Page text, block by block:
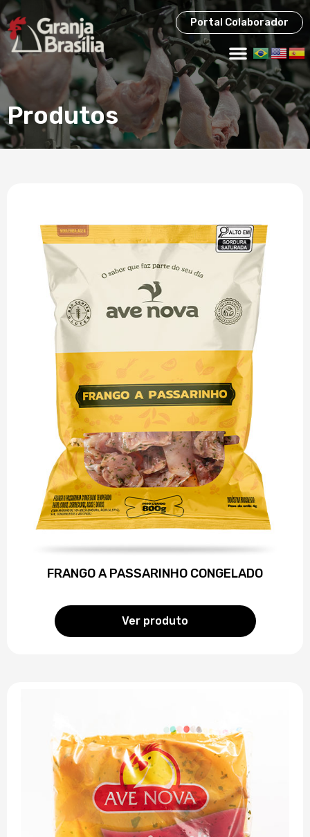
Portal Colaborador
Produtos
FRANGO A PASSARINHO CONGELADO
Ver produto